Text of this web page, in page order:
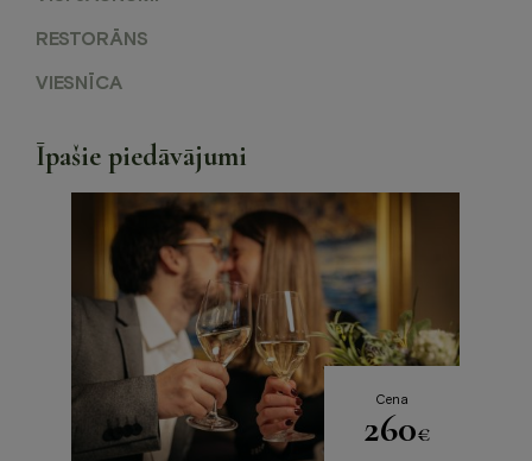
RESTORĀNS
VIESNĪCA
Īpašie piedāvājumi
Cena
260€